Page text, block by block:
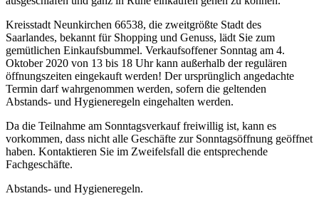
Kreisstadt Neunkirchen 66538, die zweitgrößte Stadt des
Saarlandes, bekannt für Shopping und Genuss, lädt Sie zum
gemütlichen Einkaufsbummel. Verkaufsoffener Sonntag am 4.
Oktober 2020 von 13 bis 18 Uhr kann außerhalb der regulären
öffnungszeiten eingekauft werden! Der ursprünglich angedachte
Termin darf wahrgenommen werden, sofern die geltenden
Abstands- und Hygieneregeln eingehalten werden.
Da die Teilnahme am Sonntagsverkauf freiwillig ist, kann es
vorkommen, dass nicht alle Geschäfte zur Sonntagsöffnung geöffnet
haben. Kontaktieren Sie im Zweifelsfall die entsprechende
Fachgeschäfte.
Abstands- und Hygieneregeln.